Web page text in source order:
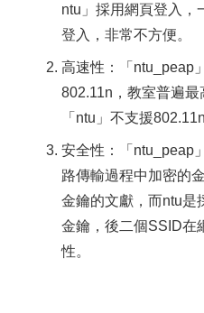
ntu」採用網頁登入，
登入，非常不方便。
高速性：「ntu_peap
802.11n，教室普遍
「ntu」不支援
安全性：「ntu_peap
路傳輸過程中加密的
金鑰的文獻，而ntu是
金鑰，後二個SSID在
性。